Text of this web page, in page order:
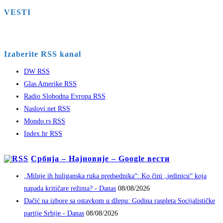
VESTI
Izaberite RSS kanal
DW RSS
Glas Amerike RSS
Radio Slobodna Evropa RSS
Naslovi.net RSS
Mondo.rs RSS
Index.hr RSS
Србија – Најновије – Google вести
„Miluje ih huliganska ruka predsednika“: Ko čini „jedinicu“ koja
napada kritičare režima? - Danas 08/08/2026
Dačić na izbore sa ostavkom u džepu: Godina raspleta Socijalističke
partije Srbije - Danas 08/08/2026